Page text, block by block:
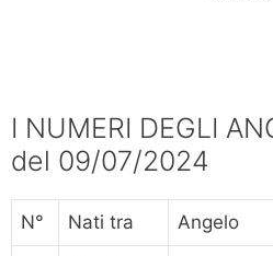
I NUMERI DEGLI
del 09/07/2024
N° Nati tra Angelo